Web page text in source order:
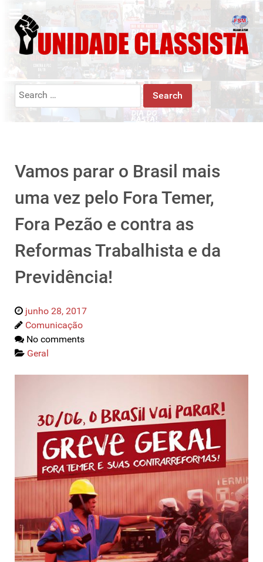
Search
Vamos parar o Brasil mais
uma vez pelo Fora Temer,
Fora Pezão e contra as
Reformas Trabalhista e da
Previdência!
junho 28, 2017
Comunicação
No comments
Geral